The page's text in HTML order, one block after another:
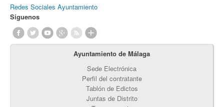
Redes Sociales Ayuntamiento
Síguenos
Ayuntamiento de Málaga
Sede Electrónica
Perfil del contratante
Tablón de Edictos
Juntas de Distrito